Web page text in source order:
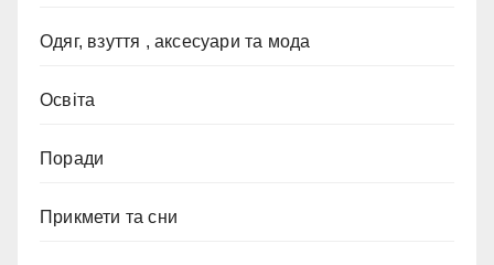
Одяг, взуття , аксесуари та мода
Освіта
Поради
Прикмети та сни